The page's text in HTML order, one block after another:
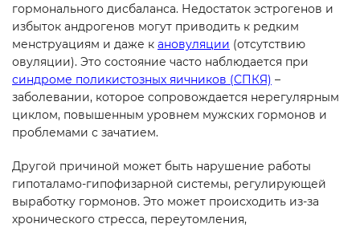
гормонального дисбаланса. Недостаток эстрогенов и
избыток андрогенов могут приводить к редким
менструациям и даже к ановуляции (отсутствию
овуляции). Это состояние часто наблюдается при
синдроме поликистозных яичников (СПКЯ) –
заболевании, которое сопровождается нерегулярным
циклом, повышенным уровнем мужских гормонов и
проблемами с зачатием.
Другой причиной может быть нарушение работы
гипоталамо-гипофизарной системы, регулирующей
выработку гормонов. Это может происходить из-за
хронического стресса, переутомления,